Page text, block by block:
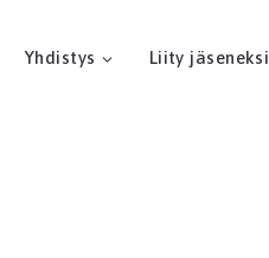
Yhdistys Liity jäseneksi